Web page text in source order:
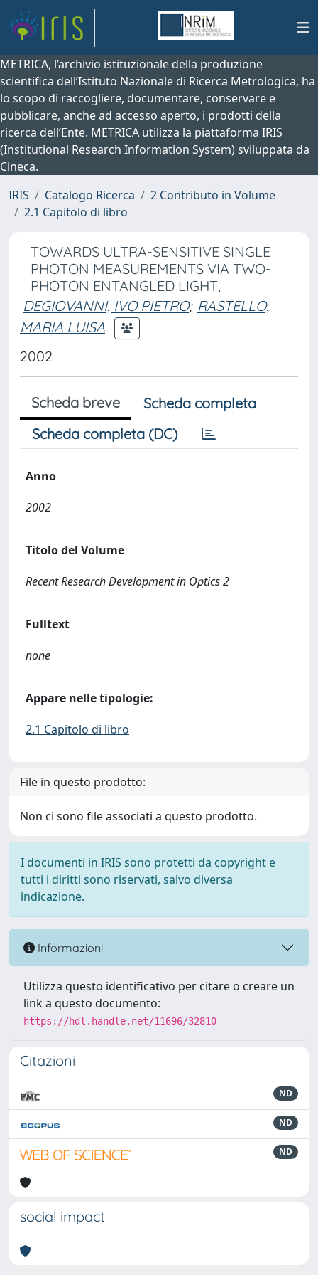
METRICA, l’archivio istituzionale della produzione
scientifica dell’Istituto Nazionale di Ricerca Metrologica, ha
lo scopo di raccogliere, documentare, conservare e
pubblicare, anche ad accesso aperto, i prodotti della
ricerca dell’Ente. METRICA utilizza la piattaforma IRIS
(Institutional Research Information System) sviluppata da
Cineca.
IRIS
Catalogo Ricerca
2 Contributo in Volume
2.1 Capitolo di libro
TOWARDS ULTRA-SENSITIVE SINGLE
PHOTON MEASUREMENTS VIA TWO-
PHOTON ENTANGLED LIGHT,
DEGIOVANNI, IVO PIETRO; RASTELLO,
MARIA LUISA
2002
Scheda breve
Scheda completa
Scheda completa (DC)
Anno
2002
Titolo del Volume
Recent Research Development in Optics 2
Fulltext
none
Appare nelle tipologie:
2.1 Capitolo di libro
File in questo prodotto:
Non ci sono file associati a questo prodotto.
I documenti in IRIS sono protetti da copyright e
tutti i diritti sono riservati, salvo diversa
indicazione.
Informazioni
Utilizza questo identificativo per citare o creare un
link a questo documento:
https://hdl.handle.net/11696/32810
Citazioni
ND
ND
ND
social impact